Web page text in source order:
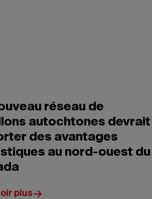
réseau de
autochtones devrait
des avantages
au nord-ouest du
plus